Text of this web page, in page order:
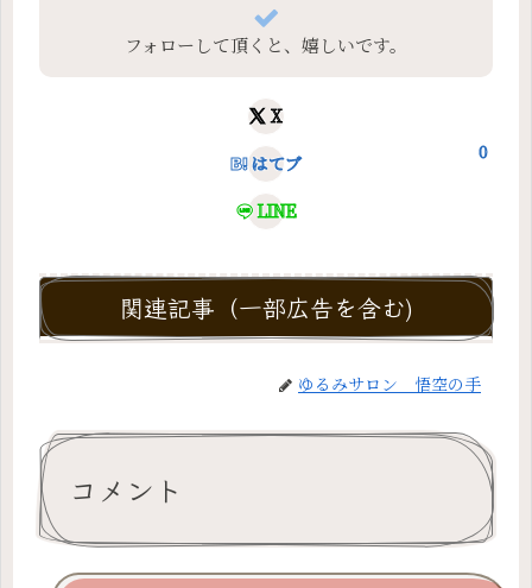
フォローして頂くと、嬉しいです。
X
はてブ
0
LINE
関連記事（一部広告を含む)
ゆるみサロン 悟空の手
コメント